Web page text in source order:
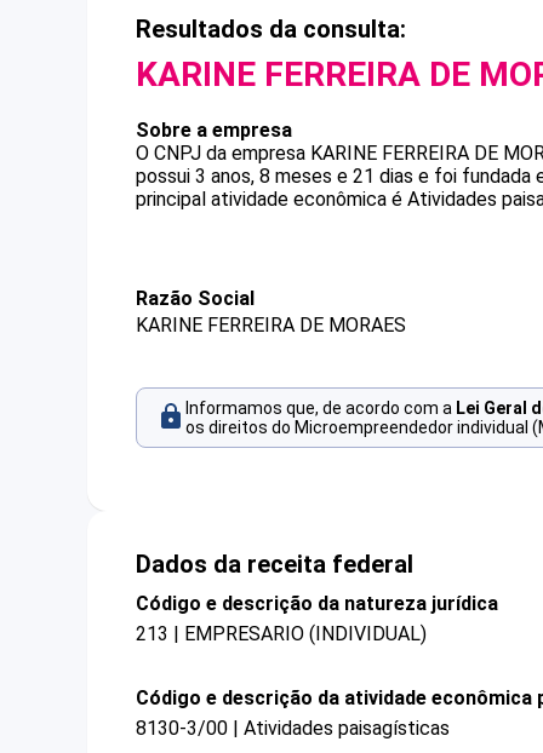
Resultados da consulta:
KARINE FERREIRA DE
Sobre a empresa
O CNPJ da empresa KARINE FERREIRA DE
possui 3 anos, 8 meses e 21 dias e foi fundada
principal atividade econômica é Atividades
Razão Social
KARINE FERREIRA DE MORAES
Informamos que, de acordo com a Lei Geral
os direitos do Microempreendedor individual
Dados da receita federal
Código e descrição da natureza jurídica
213 | EMPRESARIO (INDIVIDUAL)
Código e descrição da atividade econômica
8130-3/00 | Atividades paisagísticas